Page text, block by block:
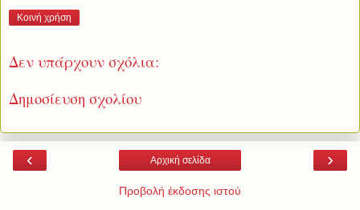
Κοινή χρήση
Δεν υπάρχουν σχόλια:
Δημοσίευση σχολίου
‹ ›
Αρχική σελίδα
Προβολή έκδοσης ιστού